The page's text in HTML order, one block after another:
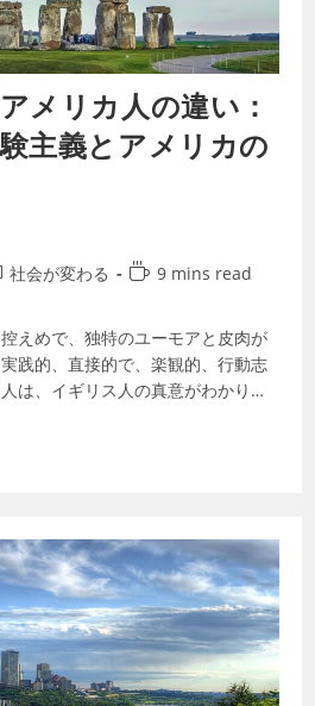
メリカ人の違い：
主義とアメリカの
社会が変わる 9 mins read
えめで、独特のユーモアと皮肉が
践的、直接的で、楽観的、行動志
は、イギリス人の真意がわかりに